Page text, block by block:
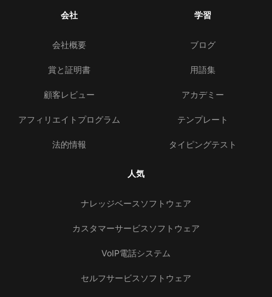
会社
会社概要
賞と証明書
顧客レビュー
アフィリエイトプログラム
法的情報
学習
ブログ
用語集
アカデミー
テンプレート
タイピングテスト
人気
ナレッジベースソフトウェア
カスタマーサービスソフトウェア
VoIP電話システム
セルフサービスソフトウェア